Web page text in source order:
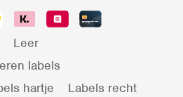
Leer
labels
hartje
Labels recht